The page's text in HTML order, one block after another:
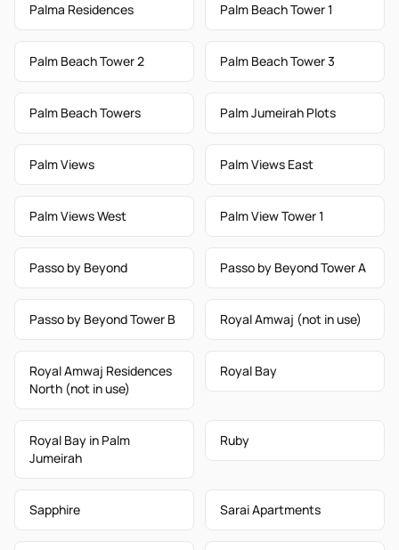
Palma Residences Palm Beach Tower 1
Palm Beach Tower 2 Palm Beach Tower 3
Palm Beach Towers Palm Jumeirah Plots
Palm Views Palm Views East
Palm Views West Palm View Tower 1
Passo by Beyond Passo by Beyond Tower A
Passo by Beyond Tower B Royal Amwaj (not in use)
Royal Amwaj Residences
North (not in use)
Royal Bay
Royal Bay in Palm
Jumeirah
Ruby
Sapphire Sarai Apartments